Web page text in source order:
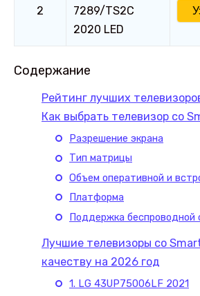
2
7289/TS2C
2020 LED
Содержание
Рейтинг лучших
Как выбрать телевизор со
Разрешение экрана
Тип матрицы
Объем оперативной и
Платформа
Поддержка беспроводной
Лучшие телевизоры со
качеству на 2026 год
1. LG 43UP75006LF 2021